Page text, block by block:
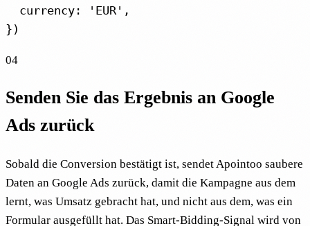
  currency: 'EUR',
})
04
Senden Sie das Ergebnis an Google
Ads zurück
Sobald die Conversion bestätigt ist, sendet Apointoo saubere
Daten an Google Ads zurück, damit die Kampagne aus dem
lernt, was Umsatz gebracht hat, und nicht aus dem, was ein
Formular ausgefüllt hat. Das Smart-Bidding-Signal wird von